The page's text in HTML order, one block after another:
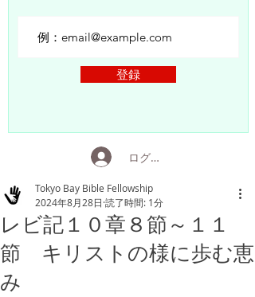
登録
ログイン
レビ記１０章８節～１１
節 キリストの様に歩む恵
み
Tokyo Bay Bible Fellowship
2024年8月28日 読了時間: 1分